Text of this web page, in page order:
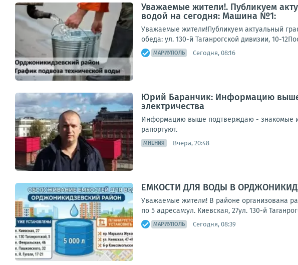
Уважаемые жители!. Публикуем
водой на сегодня: Машина №1:
Уважаемые жители!Публикуем актуальный
обеда: ул. 130-й Таганрогской дивизии, 10-
МАРИУПОЛЬ Сегодня, 08:16
Юрий Баранчик: Информацию выше
электричества
Информацию выше подтверждаю - знакомые
рапортуют.
МНЕНИЯ Вчера, 20:48
ЕМКОСТИ ДЛЯ ВОДЫ В
Уважаемые жители! В районе организована
по 5 адресам:ул. Киевская, 27ул. 130-й
МАРИУПОЛЬ Сегодня, 08:39